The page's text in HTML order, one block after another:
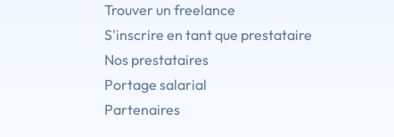
Trouver un freelance
S'inscrire en tant que prestataire
Nos prestataires
Portage salarial
Partenaires